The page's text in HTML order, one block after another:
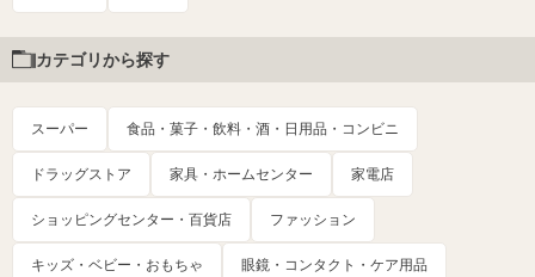
カテゴリから探す
スーパー 食品・菓子・飲料・酒・日用品・コンビニ
ドラッグストア 家具・ホームセンター 家電店
ショッピングセンター・百貨店 ファッション
キッズ・ベビー・おもちゃ 眼鏡・コンタクト・ケア用品